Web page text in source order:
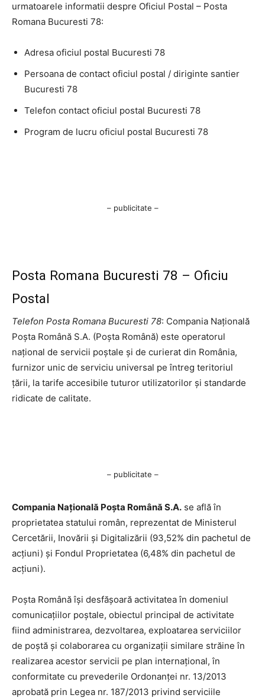
urmatoarele informatii despre Oficiul Postal – Posta
Romana Bucuresti 78:
Adresa oficiul postal Bucuresti 78
Persoana de contact oficiul postal / diriginte santier
Bucuresti 78
Telefon contact oficiul postal Bucuresti 78
Program de lucru oficiul postal Bucuresti 78
– publicitate –
Posta Romana Bucuresti 78 – Oficiu
Postal
Telefon Posta Romana Bucuresti 78: Compania Națională
Poșta Română S.A. (Poșta Română) este operatorul
național de servicii poștale și de curierat din România,
furnizor unic de serviciu universal pe întreg teritoriul
țării, la tarife accesibile tuturor utilizatorilor și standarde
ridicate de calitate.
– publicitate –
Compania Națională Poşta Română S.A. se află în
proprietatea statului român, reprezentat de Ministerul
Cercetării, Inovării şi Digitalizării (93,52% din pachetul de
acţiuni) şi Fondul Proprietatea (6,48% din pachetul de
acţiuni).
Poşta Română îşi desfăşoară activitatea în domeniul
comunicaţiilor poştale, obiectul principal de activitate
fiind administrarea, dezvoltarea, exploatarea serviciilor
de poştă şi colaborarea cu organizaţii similare străine în
realizarea acestor servicii pe plan internaţional, în
conformitate cu prevederile Ordonanţei nr. 13/2013
aprobată prin Legea nr. 187/2013 privind serviciile